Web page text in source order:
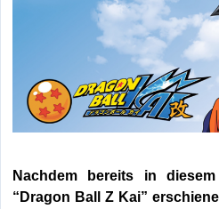
Nachdem bereits in
“Dragon Ball Z Kai”